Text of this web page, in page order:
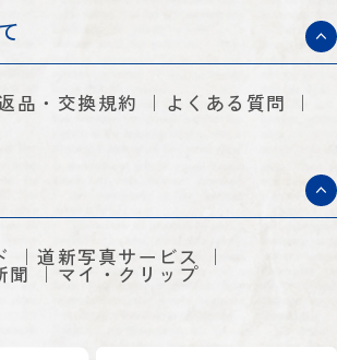
品・交換規約 よくある質問
道新写真サービス
聞 マイ・クリップ